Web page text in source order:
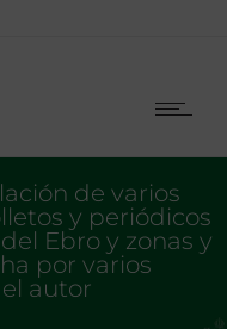
de varios
y periódicos
Ebro y zonas y
por varios
autor